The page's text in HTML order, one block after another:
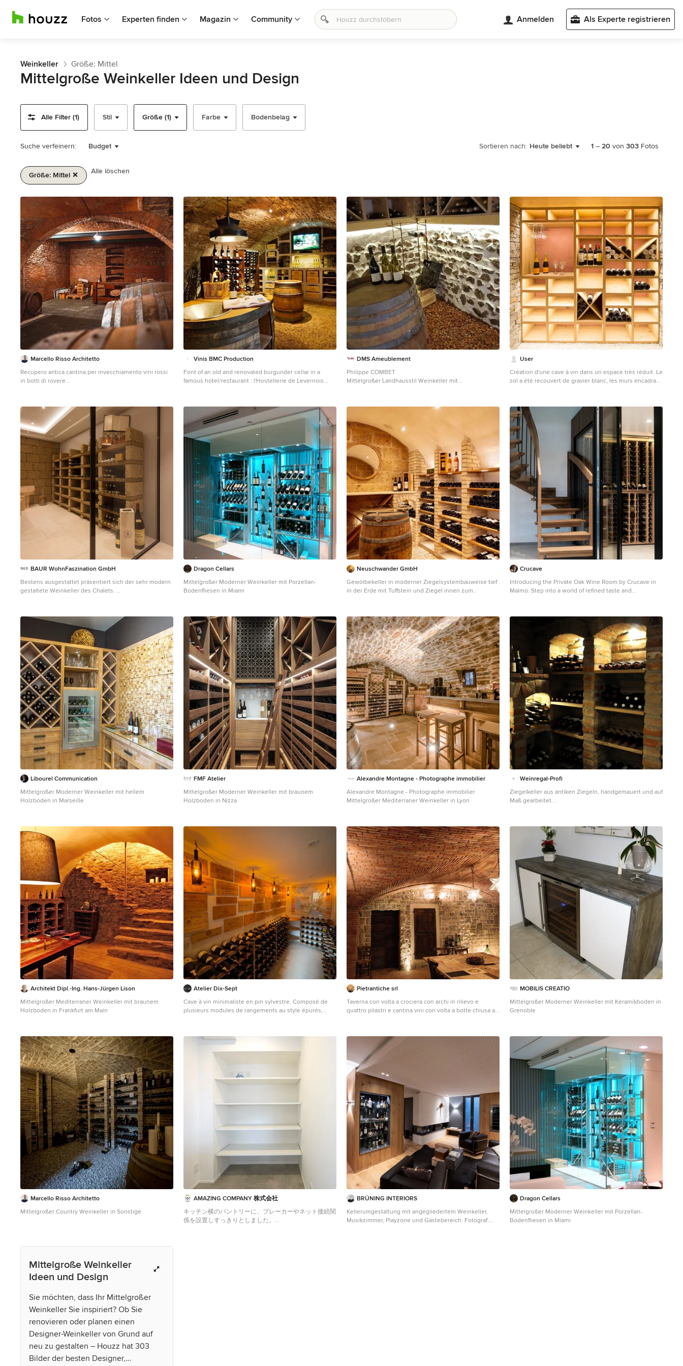
Fotos Experten finden Magazin Community Anmelden Als Experte registrieren
Weinkeller Größe: Mittel
Mittelgroße Weinkeller Ideen und Design
Alle Filter (1) Stil Größe (1) Farbe Bodenbelag
Suche verfeinern: Budget Sortieren nach: Heute beliebt 1 – 20 von 303 Fotos
Größe: Mittel Alle löschen
von
Marcello Risso Architetto
Recupero antica cantina per invecchiamento vini rossi
in botti di rovere
Vinis BMC Production
Font of an old and renovated burgunder cellar in a
famous hotel/restaurant : l'Hostellerie de Levernois
integrated in wood boxes.
DMS Ameublement
Philippe COMBET
Mittelgroßer Landhausstil Weinkeller mit
User
Création d'une cave à vin dans un espace très réduit. Le
sol a été recouvert de gravier blanc, les murs encadrant
enduit dans une teinte brique. Le meuble en chêne
que nous avons dessiné a été fabriqué sur mesure par
un artisan ébéniste. Le plafond a également ét
recouvert de chêne. La lumière a été intégrée au
meuble afin de mettre en valeur les bouteilles de vin.
BAUR WohnFaszination GmbH
Bestens ausgestattet präsentiert sich der sehr modern
gestaltete Weinkeller des Chalets.
Dragon Cellars
Mittelgroßer Moderner Weinkeller mit Porzellan-
Bodenfliesen in Miami
Neuschwander GmbH
Gewölbekeller in moderner Ziegelsystembauweise tief
in der Erde mit Tuffstein und Ziegel innen zum
Backsteinboden in München
Crucave
Introducing the Private Oak Wine Room by Crucave in
Malmö. Step into a world of refined taste and
showcases a seamless fusion of form and function. With
a cooling system, every bottle is housed at the optimal
temperature, preserving the essence of every pour.
Libourel Communication
Mittelgroßer Moderner Weinkeller mit hellem
Holzboden in Marseille
FMF Atelier
Mittelgroßer Moderner Weinkeller mit braunem
Holzboden in Nizza
Alexandre Montagne - Photographe immobilier
Alexandre Montagne - Photographe immobilier
Mittelgroßer Mediterraner Weinkeller in Lyon
Weinregal-Profi
Ziegelkeller aus antiken Ziegeln, handgemauert und auf
Maß gearbeitet.
Architekt Dipl.-Ing. Hans-Jürgen Lison
Mittelgroßer Mediterraner Weinkeller mit braunem
Holzboden in Frankfurt am Main
Atelier Dix-Sept
Cave à vin minimaliste en pin sylvestre. Composé de
plusieurs modules de rangements au style épurés,
ondulés ont été pensé pour permettre un maintient
optimal des différents formats de bouteilles avec une
inclinaison moyenne de 6° vers l'arrière.
Pietrantiche srl
Taverna con volta a crociera con archi in rilievo e
quattro pilastri e cantina vini con volta a botte chiusa a
in locale nuovo di mq. 72.
MOBILIS CREATIO
Mittelgroßer Moderner Weinkeller mit Keramikboden in
Grenoble
Marcello Risso Architetto
Mittelgroßer Country Weinkeller in Sonstige
AMAZING COMPANY 株式会社
キッチン横のパントリーに、ブレーカーやネット接続関
係を設置しすっきりとしました。
BRÜNING INTERIORS
Kellerumgestaltung mit angegliedertem Weinkeller,
Musikzimmer, Playzone und Gästebereich. Fotograf:
Dragon Cellars
Mittelgroßer Moderner Weinkeller mit Porzellan-
Bodenfliesen in Miami
Mittelgroße Weinkeller
Ideen und Design
Sie möchten, dass Ihr Mittelgroßer
Weinkeller Sie inspiriert? Ob Sie
renovieren oder planen einen
Designer-Weinkeller von Grund auf
neu zu gestalten – Houzz hat 303
Bilder der besten Designer,